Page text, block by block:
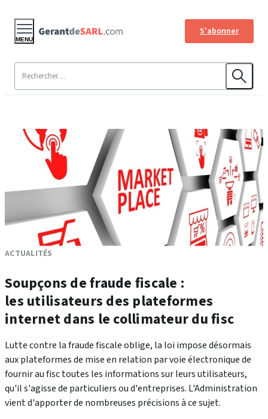
S'abonner
MENU
ACTUALITÉS
Soupçons de fraude fiscale :
les utilisateurs des plateformes
internet dans le collimateur du fisc
Lutte contre la fraude fiscale oblige, la loi impose désormais
aux plateformes de mise en relation par voie électronique de
fournir au fisc toutes les informations sur leurs utilisateurs,
qu'il s'agisse de particuliers ou d'entreprises. L'Administration
vient d'apporter de nombreuses précisions à ce sujet.